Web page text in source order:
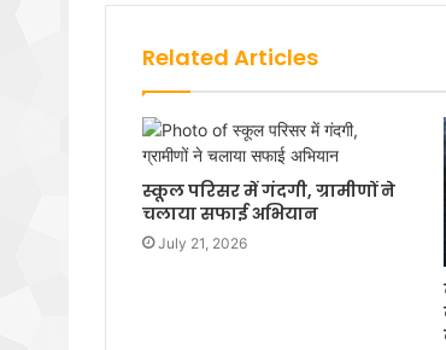
Related Articles
स्कूल परिसर में गंदगी, ग्रामीणों ने
चलाया सफाई अभियान
July 21, 2026